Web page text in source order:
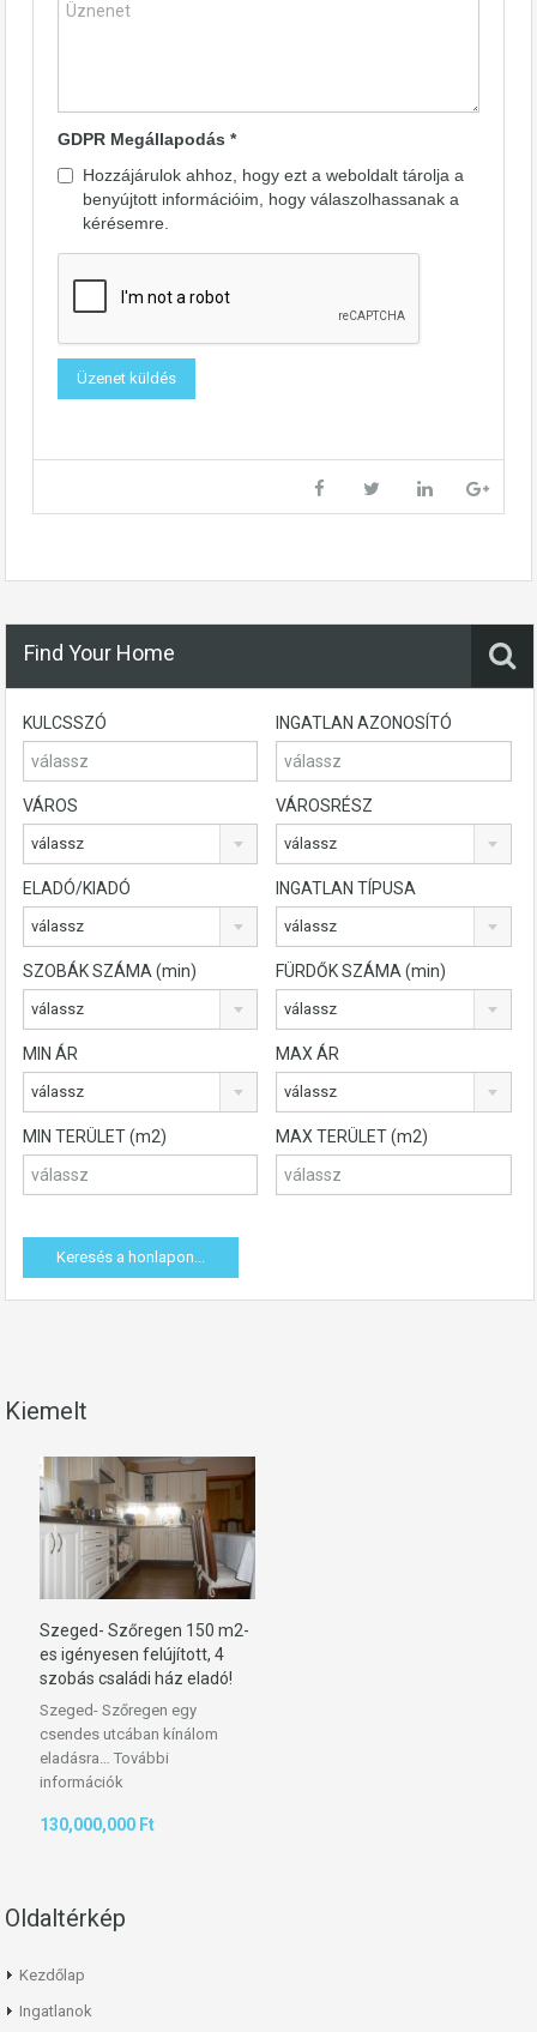
GDPR Megállapodás *
Hozzájárulok ahhoz, hogy ezt a weboldalt tárolja a
benyújtott információim, hogy válaszolhassanak a
kérésemre.
Find Your Home
KULCSSZÓ INGATLAN AZONOSÍTÓ
VÁROS
válassz
VÁROSRÉSZ
válassz
ELADÓ/KIADÓ
válassz
INGATLAN TÍPUSA
válassz
SZOBÁK SZÁMA (min)
válassz
FÜRDŐK SZÁMA (min)
válassz
MIN ÁR
válassz
MAX ÁR
válassz
MIN TERÜLET (m2) MAX TERÜLET (m2)
Kiemelt
Szeged- Szőregen 150 m2-
es igényesen felújított, 4
szobás családi ház eladó!
Szeged- Szőregen egy
csendes utcában kínálom
eladásra… További
információk
130,000,000 Ft
Oldaltérkép
Kezdőlap
Ingatlanok